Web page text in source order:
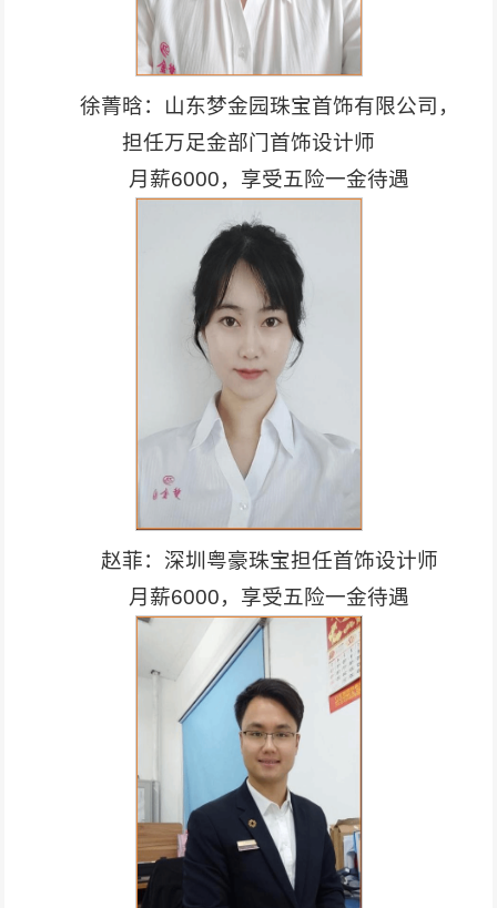
徐菁晗：山东梦金园珠宝首饰有限公司，
担任万足金部门首饰设计师
月薪6000，享受五险一金待遇
赵菲：深圳粤豪珠宝担任首饰设计师
月薪6000，享受五险一金待遇